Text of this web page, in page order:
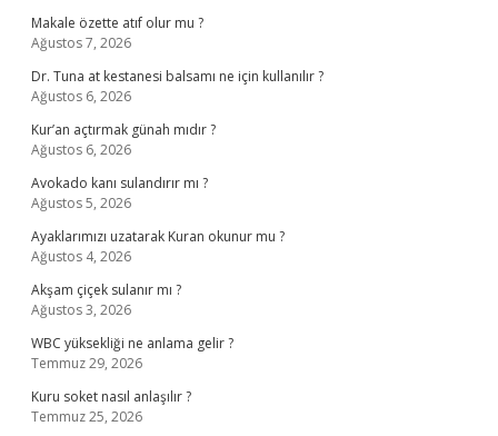
Makale özette atıf olur mu ?
Ağustos 7, 2026
Dr. Tuna at kestanesi balsamı ne için kullanılır ?
Ağustos 6, 2026
Kur’an açtırmak günah mıdır ?
Ağustos 6, 2026
Avokado kanı sulandırır mı ?
Ağustos 5, 2026
Ayaklarımızı uzatarak Kuran okunur mu ?
Ağustos 4, 2026
Akşam çiçek sulanır mı ?
Ağustos 3, 2026
WBC yüksekliği ne anlama gelir ?
Temmuz 29, 2026
Kuru soket nasıl anlaşılır ?
Temmuz 25, 2026